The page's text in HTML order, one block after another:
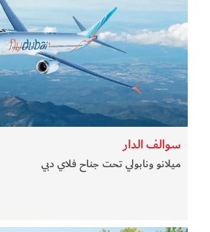
سوالف الدار
ميلانو ونابولي تحت جناح فلاي دبي